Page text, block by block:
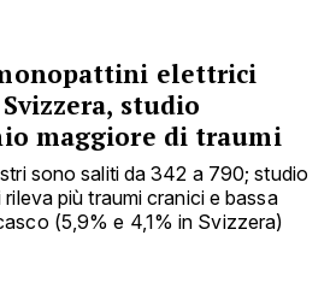
elettrici
studio
maggiore di traumi
sono saliti da 342 a 790; studio
più traumi cranici e bassa
(5,9% e 4,1% in Svizzera)